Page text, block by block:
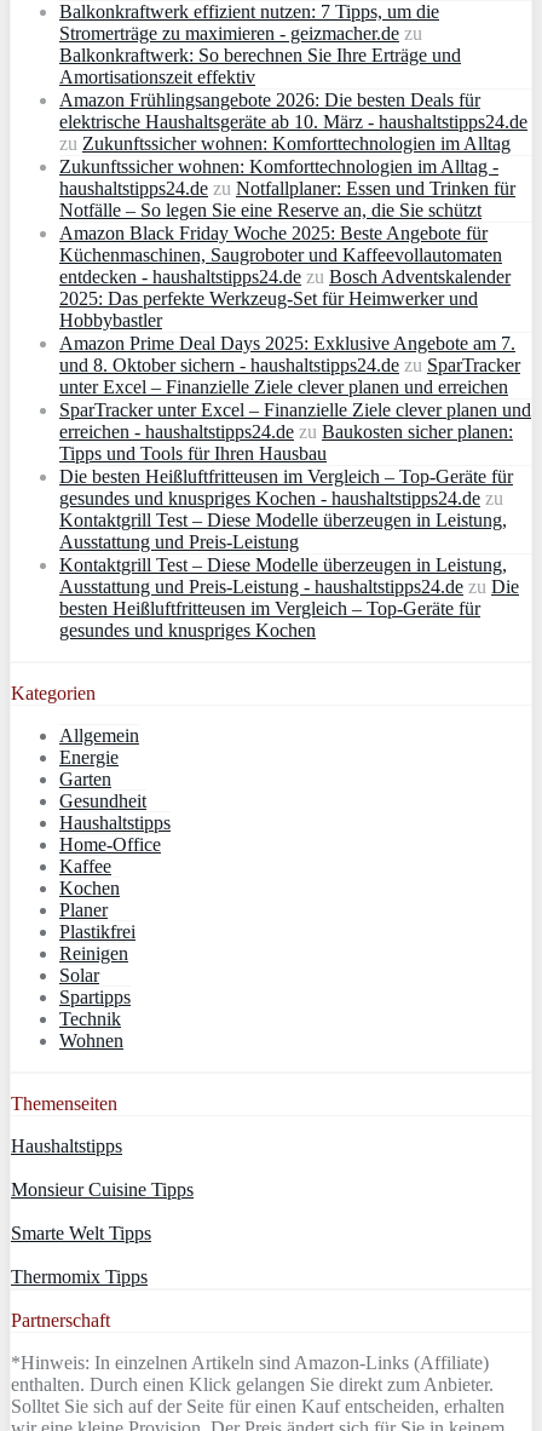
Balkonkraftwerk effizient nutzen: 7 Tipps, um die
Stromerträge zu maximieren - geizmacher.de zu
Balkonkraftwerk: So berechnen Sie Ihre Erträge und
Amortisationszeit effektiv
Amazon Frühlingsangebote 2026: Die besten Deals für
elektrische Haushaltsgeräte ab 10. März - haushaltstipps24.de
zu Zukunftssicher wohnen: Komforttechnologien im Alltag
Zukunftssicher wohnen: Komforttechnologien im Alltag -
haushaltstipps24.de zu Notfallplaner: Essen und Trinken für
Notfälle – So legen Sie eine Reserve an, die Sie schützt
Amazon Black Friday Woche 2025: Beste Angebote für
Küchenmaschinen, Saugroboter und Kaffeevollautomaten
entdecken - haushaltstipps24.de zu Bosch Adventskalender
2025: Das perfekte Werkzeug-Set für Heimwerker und
Hobbybastler
Amazon Prime Deal Days 2025: Exklusive Angebote am 7.
und 8. Oktober sichern - haushaltstipps24.de zu SparTracker
unter Excel – Finanzielle Ziele clever planen und erreichen
SparTracker unter Excel – Finanzielle Ziele clever planen und
erreichen - haushaltstipps24.de zu Baukosten sicher planen:
Tipps und Tools für Ihren Hausbau
Die besten Heißluftfritteusen im Vergleich – Top-Geräte für
gesundes und knuspriges Kochen - haushaltstipps24.de zu
Kontaktgrill Test – Diese Modelle überzeugen in Leistung,
Ausstattung und Preis-Leistung
Kontaktgrill Test – Diese Modelle überzeugen in Leistung,
Ausstattung und Preis-Leistung - haushaltstipps24.de zu Die
besten Heißluftfritteusen im Vergleich – Top-Geräte für
gesundes und knuspriges Kochen
Kategorien
Allgemein
Energie
Garten
Gesundheit
Haushaltstipps
Home-Office
Kaffee
Kochen
Planer
Plastikfrei
Reinigen
Solar
Spartipps
Technik
Wohnen
Themenseiten
Haushaltstipps
Monsieur Cuisine Tipps
Smarte Welt Tipps
Thermomix Tipps
Partnerschaft
*Hinweis: In einzelnen Artikeln sind Amazon-Links (Affiliate)
enthalten. Durch einen Klick gelangen Sie direkt zum Anbieter.
Solltet Sie sich auf der Seite für einen Kauf entscheiden, erhalten